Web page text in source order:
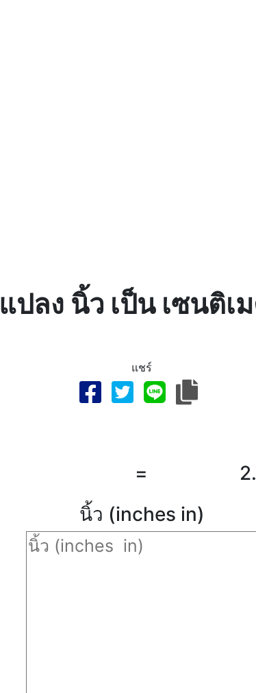
แปลง นิ้ว เป็น เซนติเ
แชร์
=
นิ้ว (inches in)